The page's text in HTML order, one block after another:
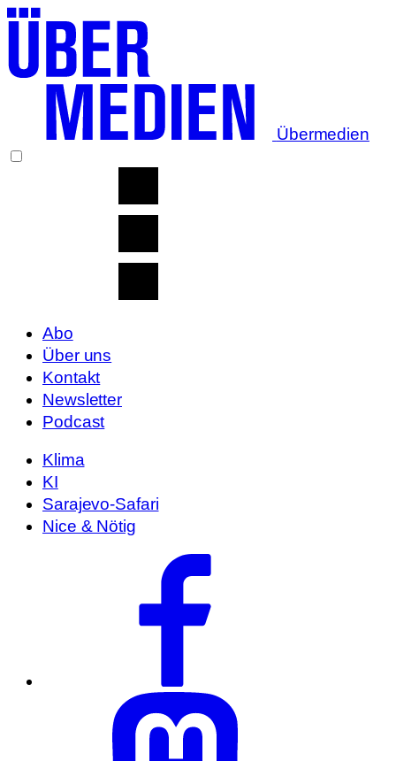
Übermedien
Abo
Über uns
Kontakt
Newsletter
Podcast
Klima
KI
Sarajevo-Safari
Nice & Nötig